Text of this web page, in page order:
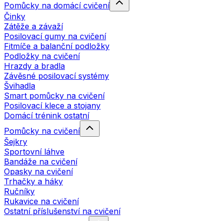
Pomůcky na domácí cvičení
Činky
Zátěže a závaží
Posilovací gumy na cvičení
Fitmíče a balanční podložky
Podložky na cvičení
Hrazdy a bradla
Závěsné posilovací systémy
Švihadla
Smart pomůcky na cvičení
Posilovací klece a stojany
Domácí trénink ostatní
Pomůcky na cvičení
Šejkry
Sportovní láhve
Bandáže na cvičení
Opasky na cvičení
Trhačky a háky
Ručníky
Rukavice na cvičení
Ostatní příslušenství na cvičení